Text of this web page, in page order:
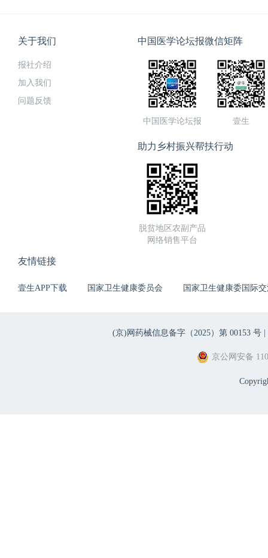
关于我们
报社介绍
加入我们
问题反馈
中国医学论坛报微信矩阵
中国医学论坛报 壹生
助力乡村振兴帮扶行动
脱贫地区农副产品
网络销售平台
友情链接
壹生APP下载 国家卫生健康委员会 国家卫生健康委国际
(京)网药械信息备字（2025）第 00153 号 |
京公网安备